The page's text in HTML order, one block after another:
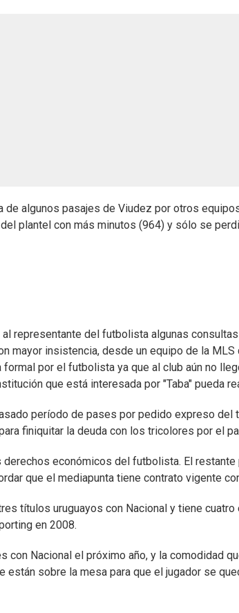
de algunos pasajes de Viudez por otros
plantel con más minutos (964) y sólo se
al representante del futbolista algunas
mayor insistencia, desde un equipo de la
por el futbolista ya que al club aún no
que está interesada por "Taba" pueda
período de pases por pedido expreso del
finiquitar la deuda con los tricolores por el
derechos económicos del futbolista. El
que el mediapunta tiene contrato vigente
títulos uruguayos con Nacional y tiene
en 2008.
con Nacional el próximo año, y la comodidad
están sobre la mesa para que el jugador se